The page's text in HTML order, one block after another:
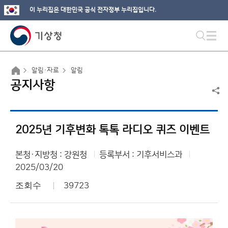
이 누리집은 대한민국 공식 전자정부 누리집입니다.
알림·자료 알림
공지사항
2025년 기후변화 톡톡 라디오 퀴즈 이벤트
본청·지방청 : 강원청
등록부서 : 기후서비스과
2025/03/20
조회수 39723